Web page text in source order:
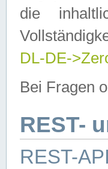
die
DL-DE-
Bei Fragen
REST-
REST-API